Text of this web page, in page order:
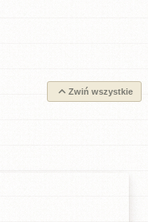
Zwiń wszystkie